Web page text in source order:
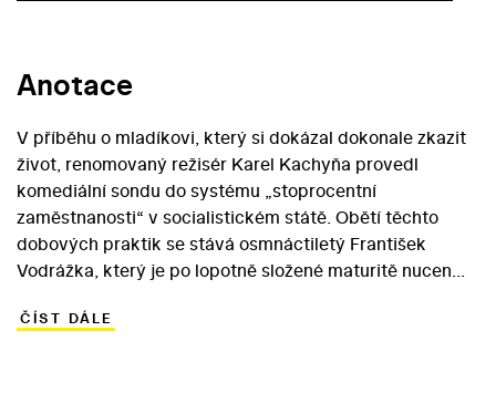
Anotace
V příběhu o mladíkovi, který si dokázal dokonale zkazit
život, renomovaný režisér Karel Kachyňa provedl
komediální sondu do systému „stoprocentní
zaměstnanosti“ v socialistickém státě. Obětí těchto
dobových praktik se stává osmnáctiletý František
Vodrážka, který je po lopotně složené maturitě nucen
konstrukční kanceláři se mu místo v laboratoři sice
ČÍST DÁLE